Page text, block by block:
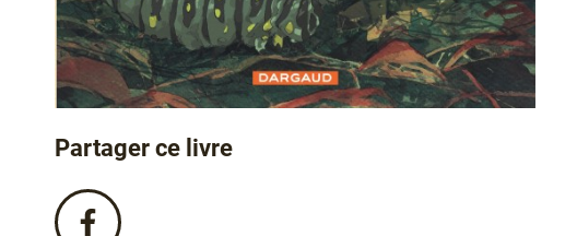
Partager ce livre